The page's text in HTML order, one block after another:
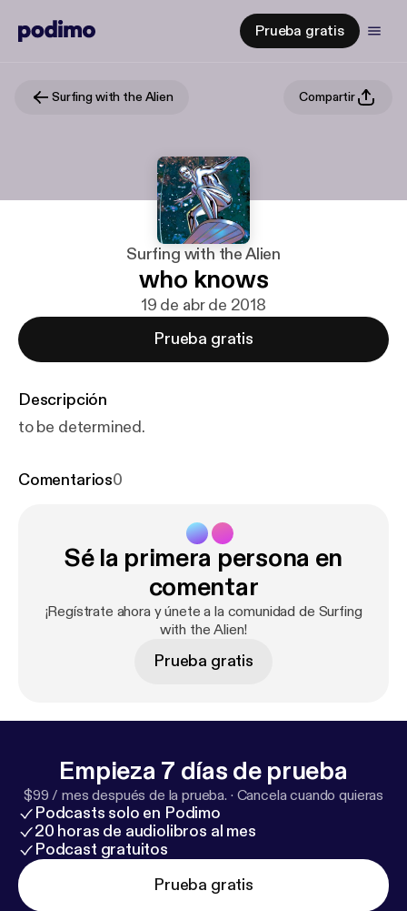
Prueba gratis
Surfing with the Alien Compartir
Surfing with the Alien
who knows
19 de abr de 2018
Prueba gratis
Descripción
to be determined.
Comentarios0
Sé la primera persona en
comentar
¡Regístrate ahora y únete a la comunidad de Surfing
with the Alien!
Prueba gratis
Empieza 7 días de prueba
$99 / mes después de la prueba. · Cancela cuando quieras
Podcasts solo en Podimo
20 horas de audiolibros al mes
Podcast gratuitos
Prueba gratis